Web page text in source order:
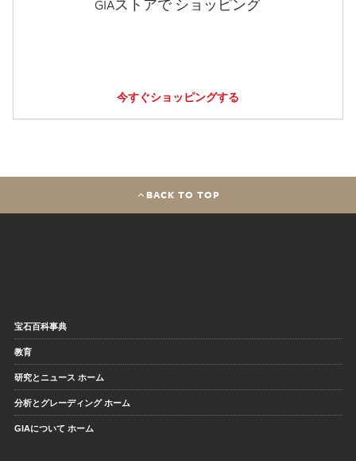
GIAストアで ショッピング
今すぐショッピングする
BACK TO TOP
宝石百科事典
教育
研究とニュース ホーム
分析とグレーディング ホーム
GIAについて ホーム